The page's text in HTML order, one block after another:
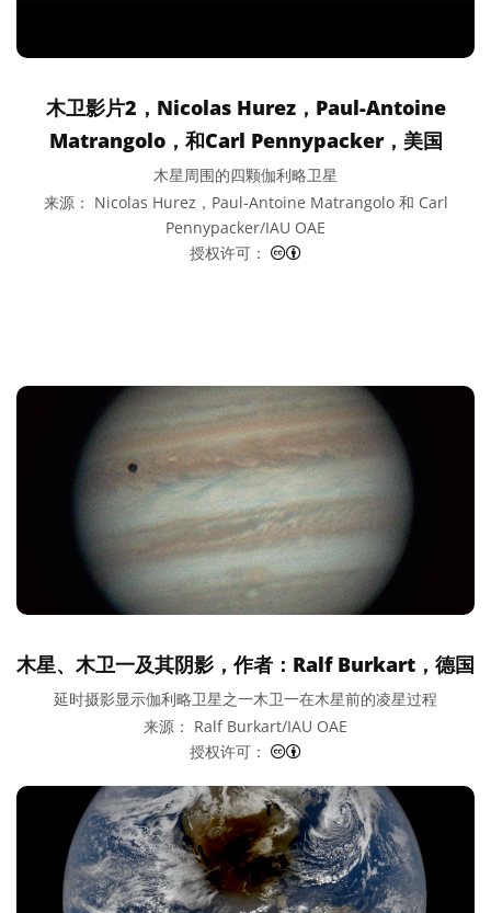
木卫影片2，Nicolas Hurez，Paul-Antoine
Matrangolo，和Carl Pennypacker，美国
木星周围的四颗伽利略卫星
来源： Nicolas Hurez，Paul-Antoine Matrangolo 和 Carl
Pennypacker/IAU OAE
授权许可：
知识共享许可协议 署名 4.0
木星、木卫一及其阴影，作者：Ralf Burkart，德国
延时摄影显示伽利略卫星之一木卫一在木星前的凌星过程
来源： Ralf Burkart/IAU OAE
授权许可：
知识共享许可协议 署名 4.0